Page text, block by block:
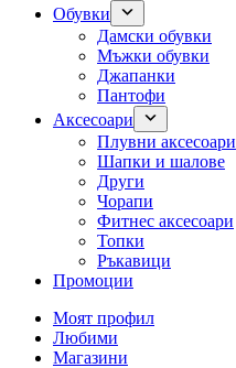
Обувки
Дамски обувки
Мъжки обувки
Джапанки
Пантофи
Аксесоари
Плувни аксесоари
Шапки и шалове
Други
Чорапи
Фитнес аксесоари
Топки
Ръкавици
Промоции
Моят профил
Любими
Магазини